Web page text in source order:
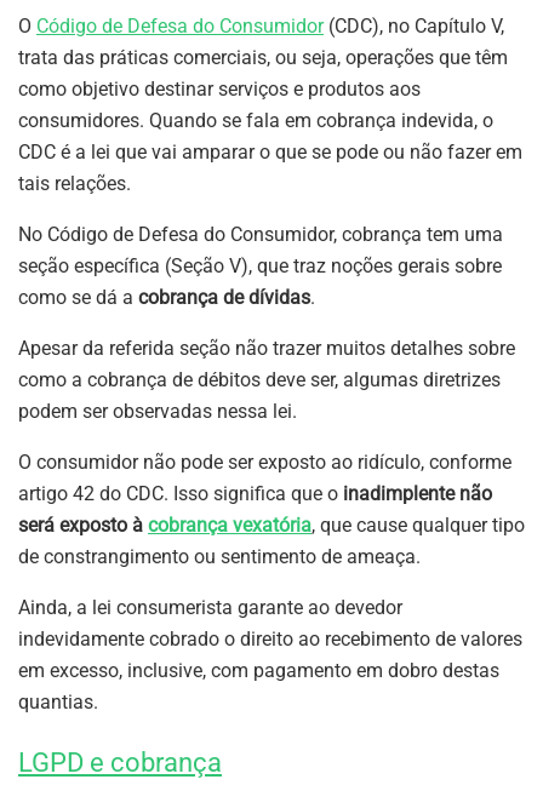
O Código de Defesa do Consumidor(CDC), no Capítulo V,
trata das práticas comerciais, ou seja, operações que têm
como objetivo destinar serviços e produtos aos
consumidores. Quando se fala em cobrança indevida, o
CDC é a lei que vai amparar o que se pode ou não fazer em
tais relações.
No Código de Defesa do Consumidor, cobrança tem uma
seção específica (Seção V), que traz noções gerais sobre
como se dá a cobrança de dívidas.
Apesar da referida seção não trazer muitos detalhes sobre
como a cobrança de débitos deve ser, algumas diretrizes
podem ser observadas nessa lei.
O consumidor não pode ser exposto ao ridículo, conforme
artigo 42 do CDC. Isso significa que o inadimplente não
será exposto à cobrança vexatória, que cause qualquer tipo
de constrangimento ou sentimento de ameaça.
Ainda, a lei consumerista garante ao devedor
indevidamente cobrado o direito ao recebimento de valores
em excesso, inclusive, com pagamento em dobro destas
quantias.
LGPD e cobrança